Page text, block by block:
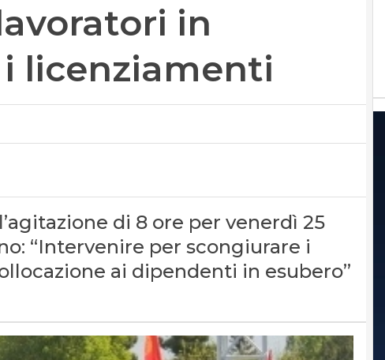
in
licenziamenti
di 8 ore per venerdì 25
“Intervenire per scongiurare i
ai dipendenti in esubero”